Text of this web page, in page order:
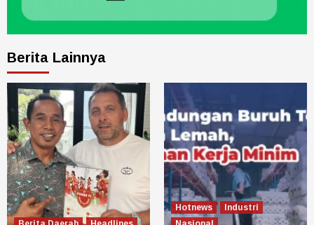
Berita Lainnya
Hotnews
Industri